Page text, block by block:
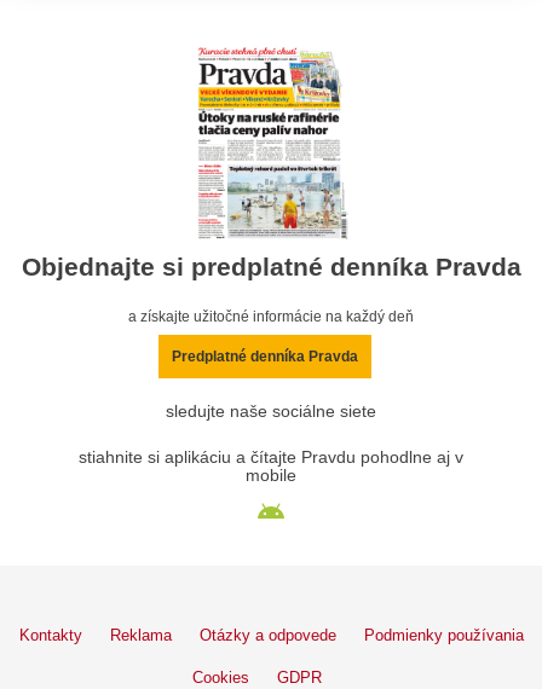
Objednajte si predplatné denníka Pravda
a získajte užitočné informácie na každý deň
Predplatné denníka Pravda
sledujte naše sociálne siete
stiahnite si aplikáciu a čítajte Pravdu pohodlne aj v
mobile
Kontakty Reklama Otázky a odpovede Podmienky používania
Cookies GDPR